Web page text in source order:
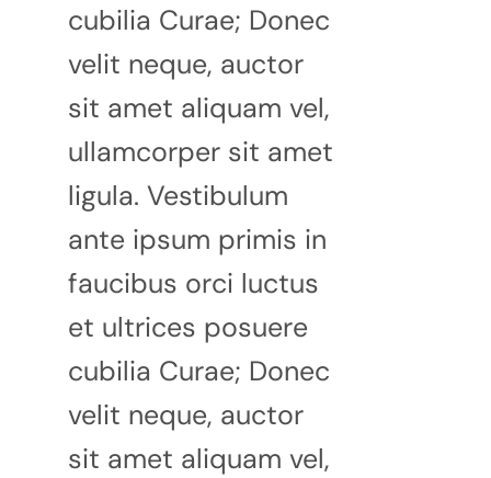
cubilia Curae; Donec
velit neque, auctor
sit amet aliquam vel,
ullamcorper sit amet
ligula. Vestibulum
ante ipsum primis in
faucibus orci luctus
et ultrices posuere
cubilia Curae; Donec
velit neque, auctor
sit amet aliquam vel,